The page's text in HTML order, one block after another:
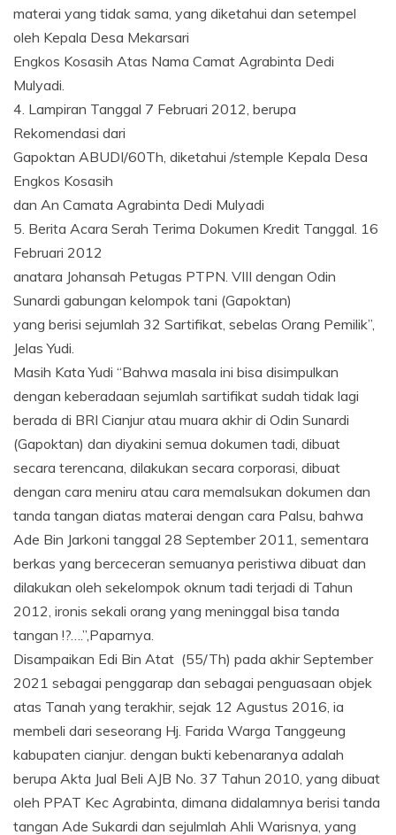
materai yang tidak sama, yang diketahui dan setempel
oleh Kepala Desa Mekarsari
Engkos Kosasih Atas Nama Camat Agrabinta Dedi
Mulyadi.
4. Lampiran Tanggal 7 Februari 2012, berupa
Rekomendasi dari
Gapoktan ABUDI/60Th, diketahui /stemple Kepala Desa
Engkos Kosasih
dan An Camata Agrabinta Dedi Mulyadi
5. Berita Acara Serah Terima Dokumen Kredit Tanggal. 16
Februari 2012
anatara Johansah Petugas PTPN. VIII dengan Odin
Sunardi gabungan kelompok tani (Gapoktan)
yang berisi sejumlah 32 Sartifikat, sebelas Orang Pemilik”,
Jelas Yudi.
Masih Kata Yudi “Bahwa masala ini bisa disimpulkan
dengan keberadaan sejumlah sartifikat sudah tidak lagi
berada di BRI Cianjur atau muara akhir di Odin Sunardi
(Gapoktan) dan diyakini semua dokumen tadi, dibuat
secara terencana, dilakukan secara corporasi, dibuat
dengan cara meniru atau cara memalsukan dokumen dan
tanda tangan diatas materai dengan cara Palsu, bahwa
Ade Bin Jarkoni tanggal 28 September 2011, sementara
berkas yang berceceran semuanya peristiwa dibuat dan
dilakukan oleh sekelompok oknum tadi terjadi di Tahun
2012, ironis sekali orang yang meninggal bisa tanda
tangan !?….”,Paparnya.
Disampaikan Edi Bin Atat (55/Th) pada akhir September
2021 sebagai penggarap dan sebagai penguasaan objek
atas Tanah yang terakhir, sejak 12 Agustus 2016, ia
membeli dari seseorang Hj. Farida Warga Tanggeung
kabupaten cianjur. dengan bukti kebenaranya adalah
berupa Akta Jual Beli AJB No. 37 Tahun 2010, yang dibuat
oleh PPAT Kec Agrabinta, dimana didalamnya berisi tanda
tangan Ade Sukardi dan sejulmlah Ahli Warisnya, yang